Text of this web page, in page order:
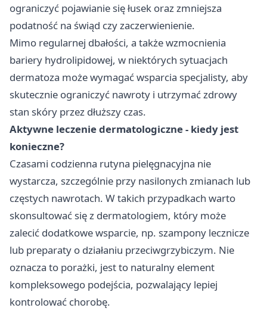
ograniczyć pojawianie się łusek oraz zmniejsza
podatność na świąd czy zaczerwienienie.
Mimo regularnej dbałości, a także wzmocnienia
bariery hydrolipidowej, w niektórych sytuacjach
dermatoza może wymagać wsparcia specjalisty, aby
skutecznie ograniczyć nawroty i utrzymać zdrowy
stan skóry przez dłuższy czas.
Aktywne leczenie dermatologiczne - kiedy jest
konieczne?
Czasami codzienna rutyna pielęgnacyjna nie
wystarcza, szczególnie przy nasilonych zmianach lub
częstych nawrotach. W takich przypadkach warto
skonsultować się z dermatologiem, który może
zalecić dodatkowe wsparcie, np. szampony lecznicze
lub preparaty o działaniu przeciwgrzybiczym. Nie
oznacza to porażki, jest to naturalny element
kompleksowego podejścia, pozwalający lepiej
kontrolować chorobę.